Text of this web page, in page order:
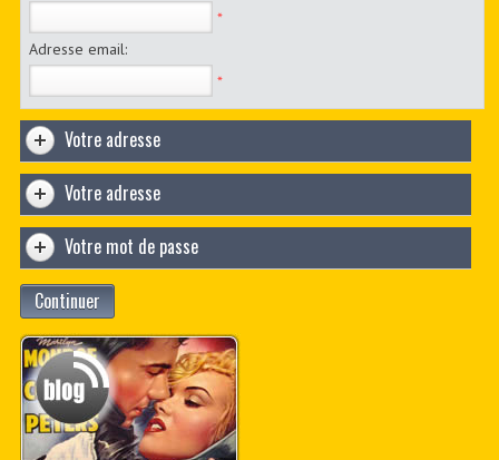
*
Adresse email:
*
Votre adresse
Votre adresse
Votre mot de passe
Continuer